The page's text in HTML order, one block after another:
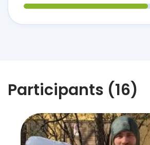
Participants (16)